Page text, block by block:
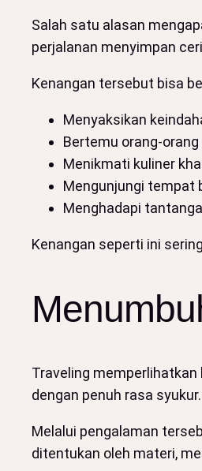
Salah satu alasan
perjalanan menyimpan
Kenangan tersebut bisa
Menyaksikan
Bertemu orang-
Menikmati kuliner
Mengunjungi tempat
Menghadapi
Kenangan seperti ini
Traveling memperlihatkan
dengan penuh rasa syukur.
Melalui pengalaman
ditentukan oleh materi,